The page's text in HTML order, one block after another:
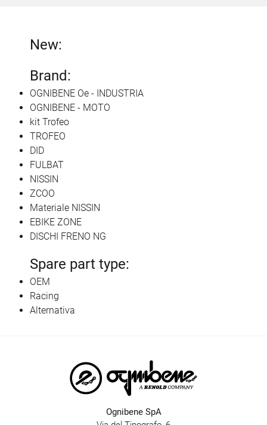
New:
Brand:
OGNIBENE Oe - INDUSTRIA
OGNIBENE - MOTO
kit Trofeo
TROFEO
DID
FULBAT
NISSIN
ZCOO
Materiale NISSIN
EBIKE ZONE
DISCHI FRENO NG
Spare part type:
OEM
Racing
Alternativa
Ognibene SpA